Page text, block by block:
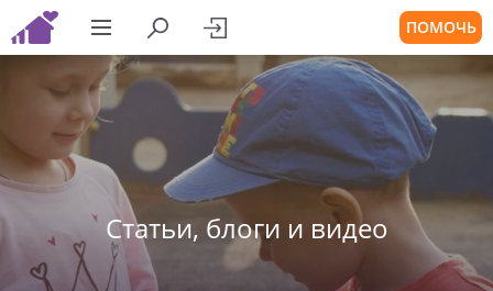
ПОМОЧЬ
Статьи, блоги и видео